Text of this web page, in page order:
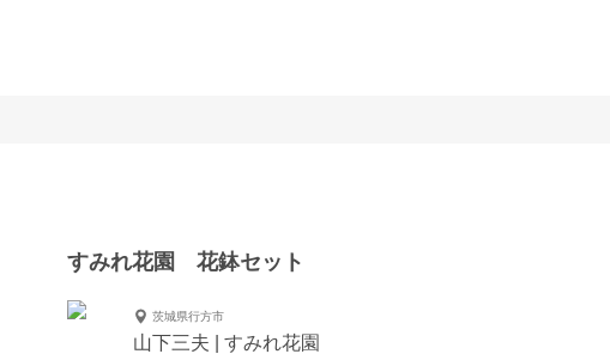
すみれ花園 花鉢セット
茨城県行方市
山下三夫 | すみれ花園